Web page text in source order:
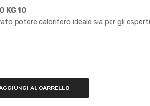
KG 10
potere calorifero ideale sia per gli esperti
AL CARRELLO